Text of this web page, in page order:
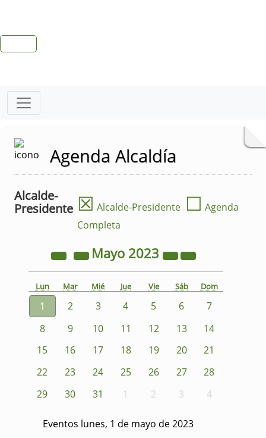
Agenda Alcaldía
Alcalde-
Presidente ☒ Alcalde-Presidente ☐ Agenda
Completa
Mayo 2023
Lun Mar Mié Jue Vie Sáb Dom
1 2 3 4 5 6
7
8
9 10 11 12 13
14
15
16 17 18 19 20
21
22
23 24 25 26 27
28
29
30 31 1 2 3 4
Eventos lunes, 1 de mayo de 2023